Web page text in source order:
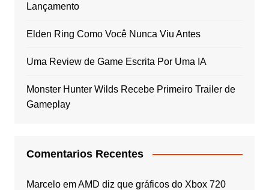
Lançamento
Elden Ring Como Você Nunca Viu Antes
Uma Review de Game Escrita Por Uma IA
Monster Hunter Wilds Recebe Primeiro Trailer de
Gameplay
Comentarios Recentes
MarceloemAMD diz que gráficos do Xbox 720